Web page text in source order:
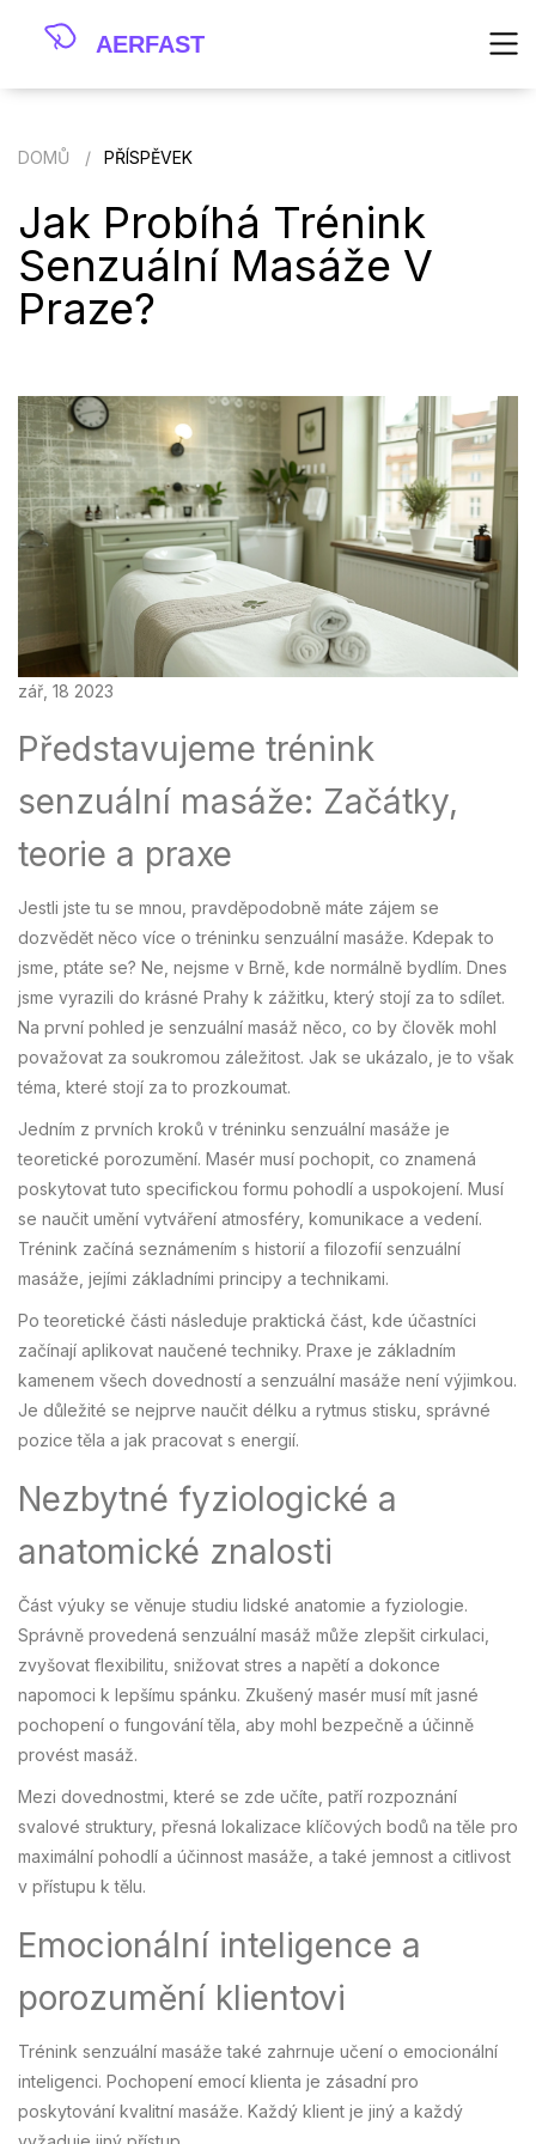
DOMŮ PŘÍSPĚVEK
Jak Probíhá Trénink
Senzuální Masáže V
Praze?
zář, 18 2023
Představujeme trénink
senzuální masáže: Začátky,
teorie a praxe
Jestli jste tu se mnou, pravděpodobně máte zájem se
dozvědět něco více o tréninku senzuální masáže. Kdepak to
jsme, ptáte se? Ne, nejsme v Brně, kde normálně bydlím. Dnes
jsme vyrazili do krásné Prahy k zážitku, který stojí za to sdílet.
Na první pohled je senzuální masáž něco, co by člověk mohl
považovat za soukromou záležitost. Jak se ukázalo, je to však
téma, které stojí za to prozkoumat.
Jedním z prvních kroků v tréninku senzuální masáže je
teoretické porozumění. Masér musí pochopit, co znamená
poskytovat tuto specifickou formu pohodlí a uspokojení. Musí
se naučit umění vytváření atmosféry, komunikace a vedení.
Trénink začíná seznámením s historií a filozofií senzuální
masáže, jejími základními principy a technikami.
Po teoretické části následuje praktická část, kde účastníci
začínají aplikovat naučené techniky. Praxe je základním
kamenem všech dovedností a senzuální masáže není výjimkou.
Je důležité se nejprve naučit délku a rytmus stisku, správné
pozice těla a jak pracovat s energií.
Nezbytné fyziologické a
anatomické znalosti
Část výuky se věnuje studiu lidské anatomie a fyziologie.
Správně provedená senzuální masáž může zlepšit cirkulaci,
zvyšovat flexibilitu, snižovat stres a napětí a dokonce
napomoci k lepšímu spánku. Zkušený masér musí mít jasné
pochopení o fungování těla, aby mohl bezpečně a účinně
provést masáž.
Mezi dovednostmi, které se zde učíte, patří rozpoznání
svalové struktury, přesná lokalizace klíčových bodů na těle pro
maximální pohodlí a účinnost masáže, a také jemnost a citlivost
v přístupu k tělu.
Emocionální inteligence a
porozumění klientovi
Trénink senzuální masáže také zahrnuje učení o emocionální
inteligenci. Pochopení emocí klienta je zásadní pro
poskytování kvalitní masáže. Každý klient je jiný a každý